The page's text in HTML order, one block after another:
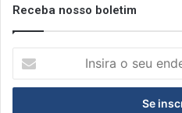
Receba nosso boletim
seu